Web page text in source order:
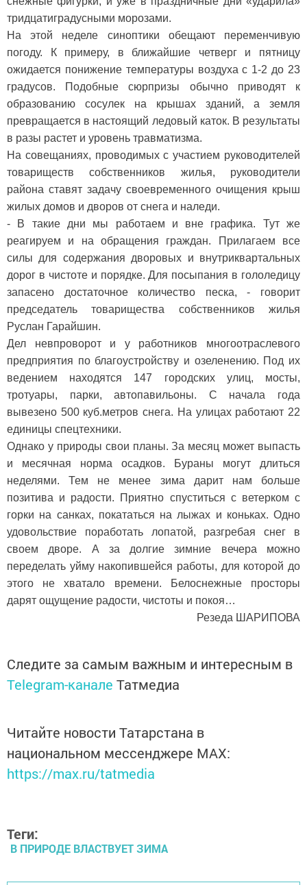
тридцатиградусными морозами.
На этой неделе синоптики обещают переменчивую
погоду. К примеру, в ближайшие четверг и пятницу
ожидается понижение температуры воздуха с 1-2 до 23
градусов. Подобные сюрпризы обычно приводят к
образованию сосулек на крышах зданий, а земля
превращается в настоящий ледовый каток. В результаты
в разы растет и уровень травматизма.
На совещаниях, проводимых с участием руководителей
товариществ собственников жилья, руководители
района ставят задачу своевременного очищения крыш
жилых домов и дворов от снега и наледи.
- В такие дни мы работаем и вне графика. Тут же
реагируем и на обращения граждан. Прилагаем все
силы для содержания дворовых и внутриквартальных
дорог в чистоте и порядке. Для посыпания в гололедицу
запасено достаточное количество песка, - говорит
председатель товарищества собственников жилья
Руслан Гарайшин.
Дел невпроворот и у работников многоотраслевого
предприятия по благоустройству и озеленению. Под их
ведением находятся 147 городских улиц, мосты,
тротуары, парки, автопавильоны. С начала года
вывезено 500 куб.метров снега. На улицах работают 22
единицы спецтехники.
Однако у природы свои планы. За месяц может выпасть
и месячная норма осадков. Бураны могут длиться
неделями. Тем не менее зима дарит нам больше
позитива и радости. Приятно спуститься с ветерком с
горки на санках, покататься на лыжах и коньках. Одно
удовольствие поработать лопатой, разгребая снег в
своем дворе. А за долгие зимние вечера можно
переделать уйму накопившейся работы, для которой до
этого не хватало времени. Белоснежные просторы
дарят ощущение радости, чистоты и покоя…
Резеда ШАРИПОВА
Следите за самым важным и интересным в
Telegram-канале Татмедиа
Читайте новости Татарстана в
национальном мессенджере MАХ:
https://max.ru/tatmedia
Теги:
В ПРИРОДЕ ВЛАСТВУЕТ ЗИМА